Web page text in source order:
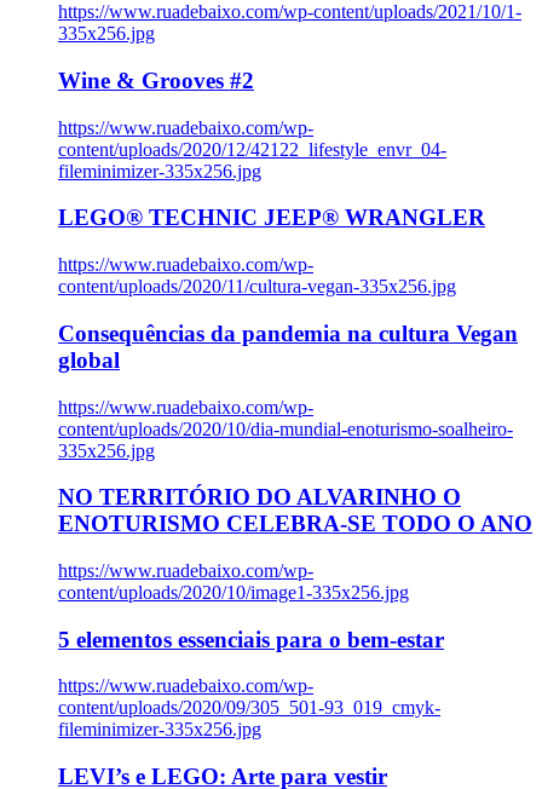
https://www.ruadebaixo.com/wp-content/uploads/2021/10/1-
335x256.jpg
Wine & Grooves #2
https://www.ruadebaixo.com/wp-
content/uploads/2020/12/42122_lifestyle_envr_04-
fileminimizer-335x256.jpg
LEGO® TECHNIC JEEP® WRANGLER
https://www.ruadebaixo.com/wp-
content/uploads/2020/11/cultura-vegan-335x256.jpg
Consequências da pandemia na cultura Vegan
global
https://www.ruadebaixo.com/wp-
content/uploads/2020/10/dia-mundial-enoturismo-soalheiro-
335x256.jpg
NO TERRITÓRIO DO ALVARINHO O
ENOTURISMO CELEBRA-SE TODO O ANO
https://www.ruadebaixo.com/wp-
content/uploads/2020/10/image1-335x256.jpg
5 elementos essenciais para o bem-estar
https://www.ruadebaixo.com/wp-
content/uploads/2020/09/305_501-93_019_cmyk-
fileminimizer-335x256.jpg
LEVI’s e LEGO: Arte para vestir